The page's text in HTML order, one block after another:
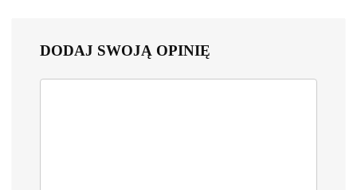
DODAJ SWOJĄ OPINIĘ